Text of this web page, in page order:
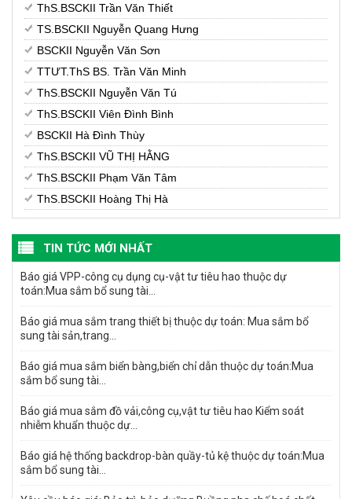
ThS.BSCKII Trần Văn Thiết
TS.BSCKII Nguyễn Quang Hưng
BSCKII Nguyễn Văn Sơn
TTƯT.ThS BS. Trần Văn Minh
ThS.BSCKII Nguyễn Văn Tú
ThS.BSCKII Viên Đình Bình
BSCKII Hà Đình Thùy
ThS.BSCKII VŨ THỊ HẰNG
ThS.BSCKII Phạm Văn Tâm
ThS.BSCKII Hoàng Thị Hà
TIN TỨC MỚI NHẤT
Báo giá VPP-công cụ dụng cụ-vật tư tiêu hao thuộc dự
toán:Mua sắm bổ sung tài...
Báo giá mua sắm trang thiết bị thuộc dự toán: Mua sắm bổ
sung tài sản,trang...
Báo giá mua sắm biển bàng,biển chỉ dẫn thuộc dự toán:Mua
sắm bổ sung tài...
Báo giá mua sắm đồ vải,công cụ,vật tư tiêu hao Kiểm soát
nhiễm khuẩn thuộc dự...
Báo giá hệ thống backdrop-bàn quầy-tủ kệ thuộc dự toán:Mua
sắm bổ sung tài...